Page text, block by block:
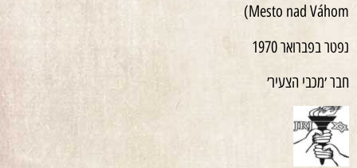
Mesto nad Váhom)
נפטר בפברואר 1970
חבר ׳מכבי הצעיר׳